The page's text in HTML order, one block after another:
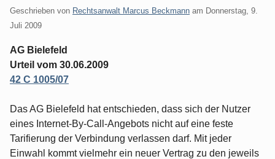
Geschrieben von Rechtsanwalt Marcus Beckmann am Donnerstag, 9.
Juli 2009
AG Bielefeld
Urteil vom 30.06.2009
42 C 1005/07
Das AG Bielefeld hat entschieden, dass sich der Nutzer
eines Internet-By-Call-Angebots nicht auf eine feste
Tarifierung der Verbindung verlassen darf. Mit jeder
Einwahl kommt vielmehr ein neuer Vertrag zu den jeweils